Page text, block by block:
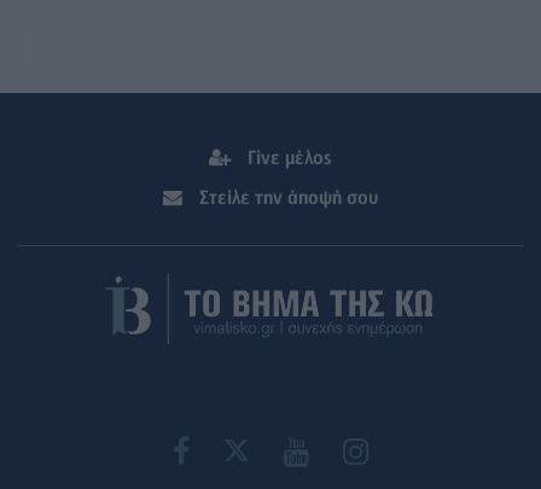
Γίνε μέλος
Στείλε την άποψή σου